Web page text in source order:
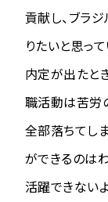
貢献し、ブラ
りたいと思って
内定が出たと
職活動は苦労
全部落ちてし
ができるのは
活躍できない